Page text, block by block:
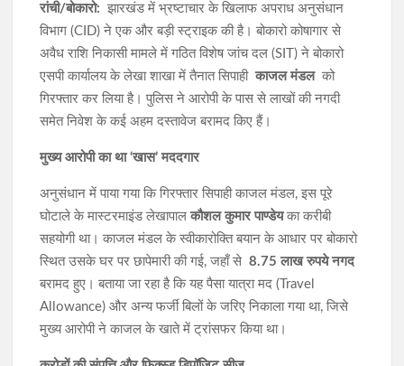
रांची/बोकारो: झारखंड में भ्रष्टाचार के खिलाफ अपराध अनुसंधान
विभाग (CID) ने एक और बड़ी स्ट्राइक की है। बोकारो कोषागार से
अवैध राशि निकासी मामले में गठित विशेष जांच दल (SIT) ने बोकारो
एसपी कार्यालय के लेखा शाखा में तैनात सिपाहीकाजल मंडल को
गिरफ्तार कर लिया है। पुलिस ने आरोपी के पास से लाखों की नगदी
समेत निवेश के कई अहम दस्तावेज बरामद किए हैं।
मुख्य आरोपी का था ‘खास’ मददगार
अनुसंधान में पाया गया कि गिरफ्तार सिपाही काजल मंडल, इस पूरे
घोटाले के मास्टरमाइंड लेखापालकौशल कुमार पाण्डेयका करीबी
सहयोगी था। काजल मंडल के स्वीकारोक्ति बयान के आधार पर बोकारो
स्थित उसके घर पर छापेमारी की गई, जहाँ से8.75 लाख रुपये नगद
बरामद हुए। बताया जा रहा है कि यह पैसा यात्रा मद (Travel
Allowance) और अन्य फर्जी बिलों के जरिए निकाला गया था, जिसे
मुख्य आरोपी ने काजल के खाते में ट्रांसफर किया था।